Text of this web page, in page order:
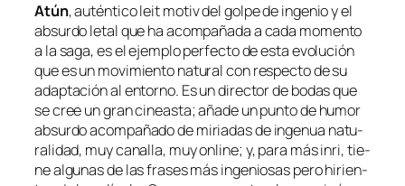
Atún, au­tén­ti­coleit mo­tivdel gol­pe de in­ge­nio y el
ab­sur­do le­tal que ha acom­pa­ña­da a ca­da mo­men­to
a la sa­ga, es el ejem­plo per­fec­to de es­ta evo­lu­ción
que es un mo­vi­mien­to na­tu­ral con res­pec­to de su
adap­ta­ción al en­torno. Es un di­rec­tor de bo­das que
se cree un gran ci­neas­ta; aña­de un pun­to de hu­mor
ab­sur­do acom­pa­ña­do de mi­ria­das de in­ge­nua na­tu­
ra­li­dad, muy ca­na­lla, muy on­li­ne; y, pa­ra másin­ri, tie­
ne al­gu­nas de las fra­ses más in­ge­nio­sas pe­ro hi­rien­